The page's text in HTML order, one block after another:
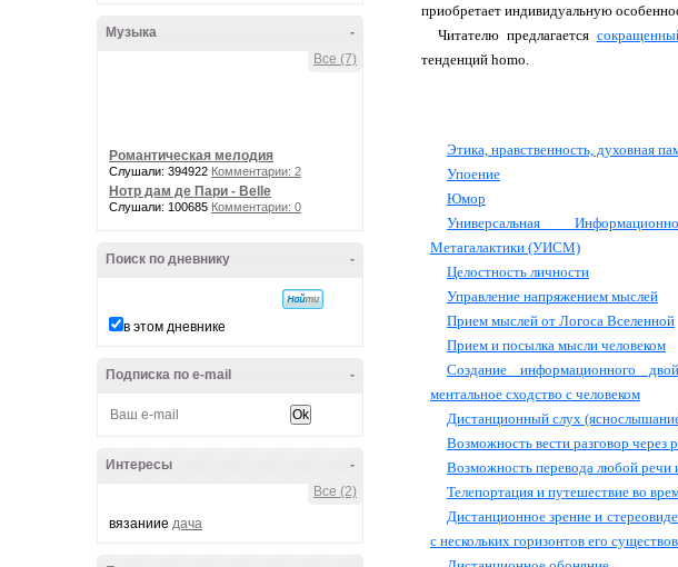
-
Музыка
Все (7)
Романтическая мелодия
Слушали: 394922 Комментарии: 2
Нотр дам де Пари - Belle
Слушали: 100685 Комментарии: 0
-
Поиск по дневнику
в этом дневнике
-
Подписка по e-mail
-
Интересы
Все (2)
вязаниие дача
приобретает индивидуальную
Читателю предлагается
тенденций homo.
Этика, нравственность, духовная
Упоение
Юмор
Универсальная
Метагалактики (УИСМ)
Целостность личности
Управление напряжением мыслей
Прием мыслей от Логоса Вселенной
Прием и посылка мысли человеком
Создание информационного
ментальное сходство с человеком
Дистанционный слух
Возможность вести разговор через
Возможность перевода любой речи
Телепортация и путешествие во
Дистанционное зрение и
с нескольких горизонтов его